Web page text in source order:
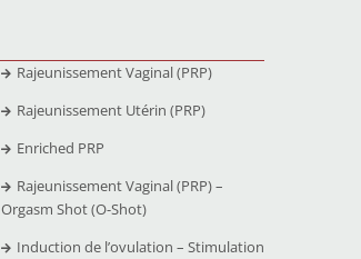
Rajeunissement Vaginal (PRP)
Rajeunissement Utérin (PRP)
Enriched PRP
Rajeunissement Vaginal (PRP) –
Orgasm Shot (O-Shot)
Induction de l’ovulation – Stimulation